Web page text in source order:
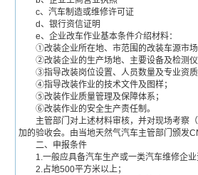
c、汽车制造或维修许可证
d、银行资信证明
e、企业改车作业基本条件介绍材料：
①改装企业所在地、市范围的改装车源市场
②改装企业的生产场地、主要设备及检测仪
③指导改装岗位设置、人员数量及专业资质
④指导改装作业的技术文件及图样；
⑤改装作业质量管理及保障体系；
⑥改装作业的安全生产责任制。
主管部门对上述材料审核，并对现场考察（
加的验收会。由当地天然气汽车主管部门颁发
二、申报条件
1.一般应具备汽车生产或一类汽车维修企业
2.占地500平方米以上；